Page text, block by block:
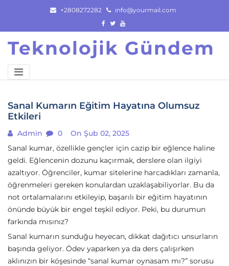
content
+2808272282 info@yourmail.com
Teknolojik Gündem
Sanal Kumarın Eğitim Hayatına Olumsuz
Etkileri
Admin 0
On Şub 02, 2025
Sanal kumar, özellikle gençler için cazip bir eğlence haline
geldi. Eğlencenin dozunu kaçırmak, derslere olan ilgiyi
azaltıyor. Öğrenciler, kumar sitelerine harcadıkları zamanla,
öğrenmeleri gereken konulardan uzaklaşabiliyorlar. Bu da
not ortalamalarını etkileyip, başarılı bir eğitim hayatının
önünde büyük bir engel teşkil ediyor. Peki, bu durumun
farkında mısınız?
Sanal kumarın sunduğu heyecan, dikkat dağıtıcı unsurların
başında geliyor. Ödev yaparken ya da ders çalışırken
aklınızın bir köşesinde “sanal kumar oynasam mı?” sorusu